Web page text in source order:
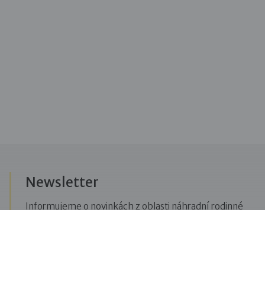
Newsletter
Informujeme o novinkách z oblasti náhradní rodinné